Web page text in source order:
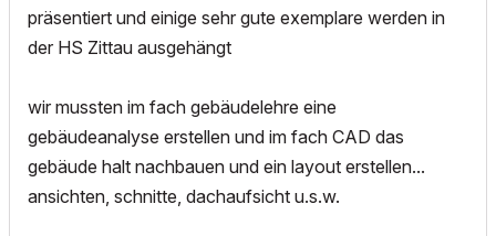
präsentiert und einige sehr gute exemplare werden in
der HS Zittau ausgehängt
wir mussten im fach gebäudelehre eine
gebäudeanalyse erstellen und im fach CAD das
gebäude halt nachbauen und ein layout erstellen...
ansichten, schnitte, dachaufsicht u.s.w.